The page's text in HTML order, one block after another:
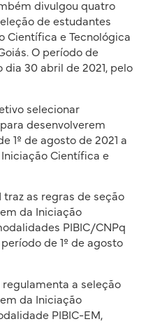
divulgou quatro
de estudantes
Científica e Tecnológica
O período de
30 abril de 2021, pelo
selecionar
desenvolverem
1º de agosto de 2021 a
Iniciação Científica e
traz as regras de seção
da Iniciação
PIBIC/CNPq
de 1º de agosto
regulamenta a seleção
da Iniciação
PIBIC-EM,